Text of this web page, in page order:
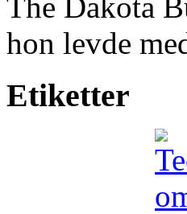
hon levde
Etiketter